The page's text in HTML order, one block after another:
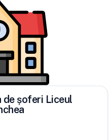
de șoferi Liceul